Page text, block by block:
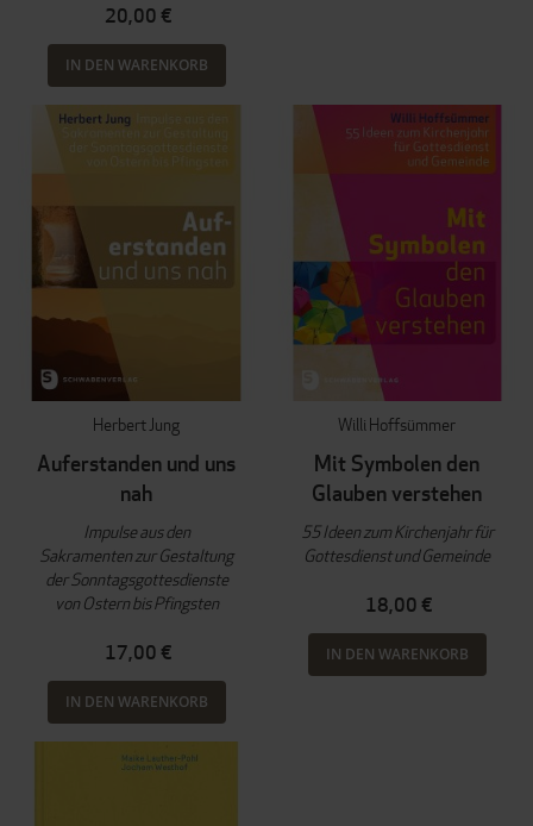
20,00 €
IN DEN WARENKORB
Herbert Jung
Auferstanden und uns
nah
Impulse aus den
Sakramenten zur Gestaltung
der Sonntagsgottesdienste
von Ostern bis Pfingsten
17,00 €
IN DEN WARENKORB
Willi Hoffsümmer
Mit Symbolen den
Glauben verstehen
55 Ideen zum Kirchenjahr für
Gottesdienst und Gemeinde
18,00 €
IN DEN WARENKORB